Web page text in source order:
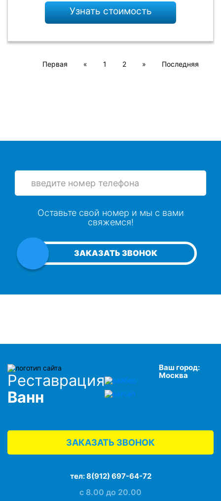
Узнать стоимость
Первая « 1 2 » Последняя
ЗАКАЗАТЬ ЗВОНОК
Оставьте свой номер и мы с вами
свяжемся!
Реставрация
Ванн
Ваш город:
Москва
ЗАКАЗАТЬ ЗВОНОК
тел:8(912) 697-64-72
с 8.00 до 20.00